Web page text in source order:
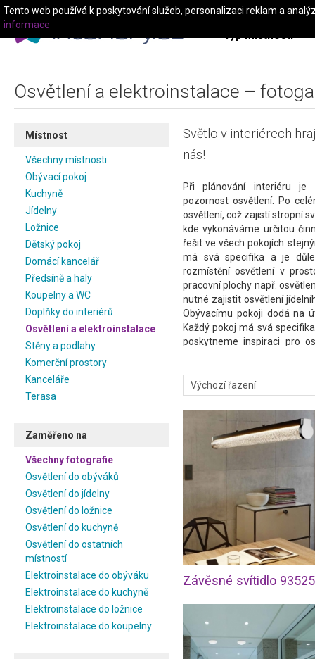
Typ místnosti
Osvětlení a elektroinstalace –
Místnost
Všechny místnosti
Obývací pokoj
Kuchyně
Jídelny
Ložnice
Dětský pokoj
Domácí kancelář
Předsíně a haly
Koupelny a WC
Doplňky do interiérů
Osvětlení a elektroinstalace
Stěny a podlahy
Komerční prostory
Kanceláře
Terasa
Zaměřeno na
Všechny fotografie
Osvětlení do obýváků
Osvětlení do jídelny
Osvětlení do ložnice
Osvětlení do kuchyně
Osvětlení do ostatních
místností
Elektroinstalace do obýváku
Elektroinstalace do kuchyně
Elektroinstalace do ložnice
Elektroinstalace do koupelny
Světlo v interiérech
nás!
Při plánování interiéru je
pozornost osvětlení. Po
osvětlení, což zajistí stropní
kde vykonáváme určitou
řešit ve všech pokojích
má svá specifika a je
rozmístění osvětlení v
pracovní plochy např.
nutné zajistit osvětlení
Obývacímu pokoji dodá na
Každý pokoj má svá
poskytneme inspiraci pro
Závěsné svítidlo 93525
Tento web používá k poskytování služeb, personalizaci reklam a
informace